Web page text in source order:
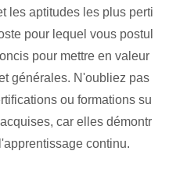
les aptitudes les plus perti
pour lequel vous postul
pour mettre en valeur
générales. N'oubliez pas
ou formations su
car elles démontr
continu.